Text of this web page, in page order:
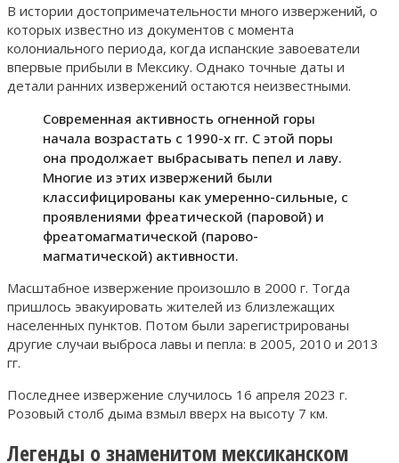
В истории достопримечательности много извержений, о
которых известно из документов с момента
колониального периода, когда испанские завоеватели
впервые прибыли в Мексику. Однако точные даты и
детали ранних извержений остаются неизвестными.
Современная активность огненной горы
начала возрастать с 1990-х гг. С этой поры
она продолжает выбрасывать пепел и лаву.
Многие из этих извержений были
классифицированы как умеренно-сильные, с
проявлениями фреатической (паровой) и
фреатомагматической (парово-
магматической) активности.
Масштабное извержение произошло в 2000 г. Тогда
пришлось эвакуировать жителей из близлежащих
населенных пунктов. Потом были зарегистрированы
другие случаи выброса лавы и пепла: в 2005, 2010 и 2013
гг.
Последнее извержение случилось 16 апреля 2023 г.
Розовый столб дыма взмыл вверх на высоту 7 км.
Легенды о знаменитом мексиканском